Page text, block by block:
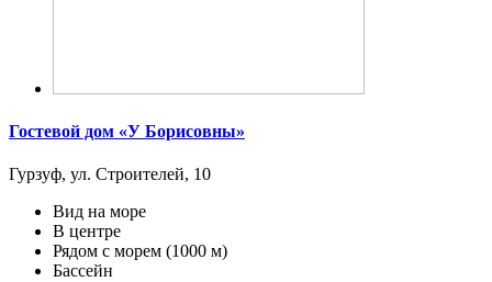
Гостевой дом «У Борисовны»
Гурзуф, ул. Строителей, 10
Вид на море
В центре
Рядом с морем (1000 м)
Бассейн